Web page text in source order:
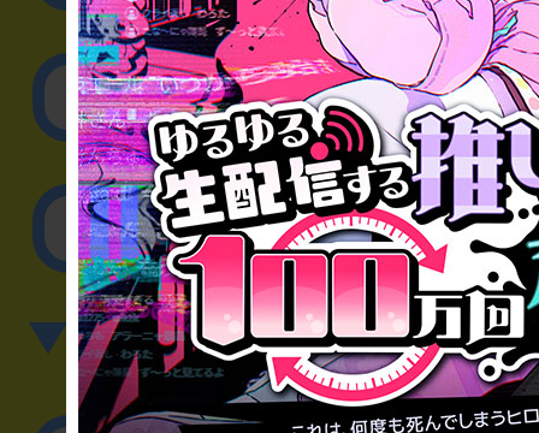
取材に関するお
その他のご相談／
▼英語、中国語でのお問